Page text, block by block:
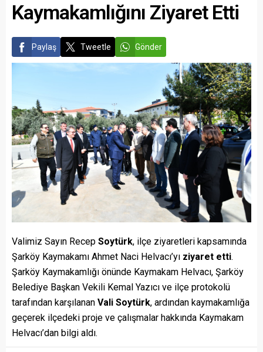
Kaymakamlığını Ziyaret Etti
Paylaş Tweetle Gönder
Valimiz Sayın Recep Soytürk, ilçe ziyaretleri kapsamında
Şarköy Kaymakamı Ahmet Naci Helvacı’yı ziyaret etti.
Şarköy Kaymakamlığı önünde Kaymakam Helvacı, Şarköy
Belediye Başkan Vekili Kemal Yazıcı ve ilçe protokolü
tarafından karşılanan Vali Soytürk, ardından kaymakamlığa
geçerek ilçedeki proje ve çalışmalar hakkında Kaymakam
Helvacı’dan bilgi aldı.